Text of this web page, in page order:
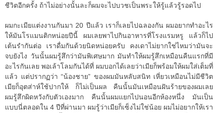
ชีวิตอีกครั้ง ถ้าไม่อย่างนั้นละก็ผมจะไปบวชเป็นพระให้รู้แล้วรู้รอดไป
ผมกะเมียแต่งงานกันมา 20 ปีแล้ว เราก็เลยไปฉลองกัน ผมอยากทำอะไร
ให้มันโรแมนติกหน่อยปีนี้ ผมเลยพาไปกินอาหารที่โรงแรมหรู แล้วก็ไป
เต้นรำกันต่อ เราดื่มกันด้วยนิดหน่อยครับ คงเดาไม่ยากใช่ไหมว่ามันจะ
จบยังไง วันนั้นผมรู้สึกว่ามันพิเศษมาก มันทำให้ผมรู้สึกเหมือนคืนแรกที่มี
อะไรกันเลย พอเล้าโลมกันได้ที่ ผมบอกได้เลยว่าเมียก็พร้อมให้ผมใส่เต็มที่
แล้ว แต่ปรากฏว่า “น้องชาย” ของผมมันหลับสนิท เหี่ยวเหมือนไม่มีชีวิต
เมียก็อุตส่าห์ใช้ปากให้ ก็ไม่เป็นผล คืนนั้นมันเหมือนฝันร้ายของผมเลย
ผมรู้สึกผิดหวังกับตัวเองมาก คืนนั้นผมแยกไปนอนอีกห้องหนึ่ง มันเป็น
แบบนี่ตลอดใน 4 ปีที่ผ่านมา ผมรู้ว่าเมียก็เซ็งไม่ใช่น้อย ผมไม่อยากให้เรา